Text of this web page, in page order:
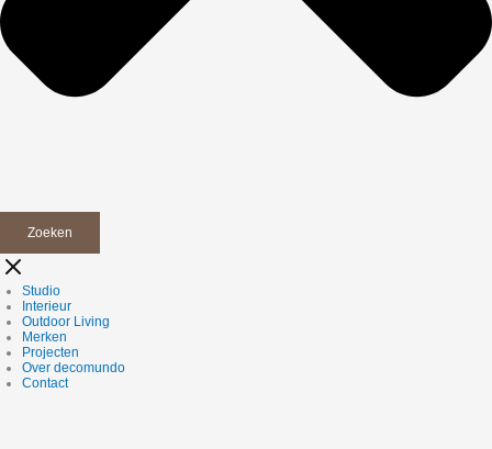
Zoeken
Studio
Interieur
Outdoor Living
Merken
Projecten
Over decomundo
Contact